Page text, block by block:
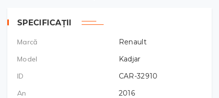
SPECIFICAȚII
Marcă
Renault
Model
Kadjar
ID
CAR-32910
An
2016